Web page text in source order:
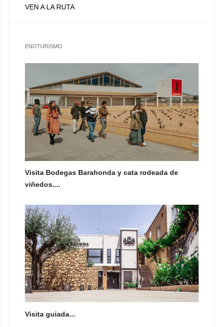
VEN A LA RUTA
ENOTURISMO
Visita Bodegas Barahonda y cata rodeada de
viñedos....
Visita guiada...